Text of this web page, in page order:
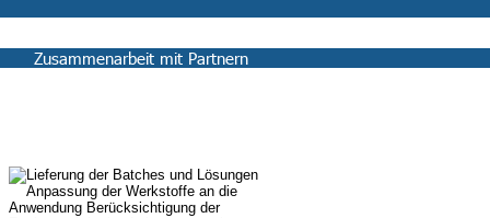
Zusammenarbeit mit Partnern